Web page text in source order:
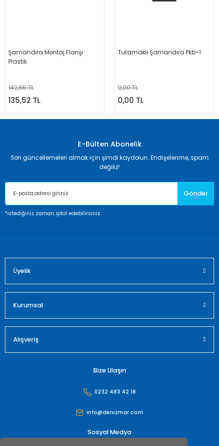
Şamandıra Montaj Flanşı
Plastik
142,65 TL
135,52 TL
Tutamaklı Şamandıra Pkb-1
0,00 TL
0,00 TL
E-Bülten Abonelik
Son güncellemeleri almak için şimdi kaydolun. Endişelenme, spam
değiliz!
Gönder
*istediğiniz zaman iptal edebilirsiniz.
Üyelik
Kurumsal
Alışveriş
Bize Ulaşın
0232 483 42 18
info@denizmar.com
Sosyal Medya